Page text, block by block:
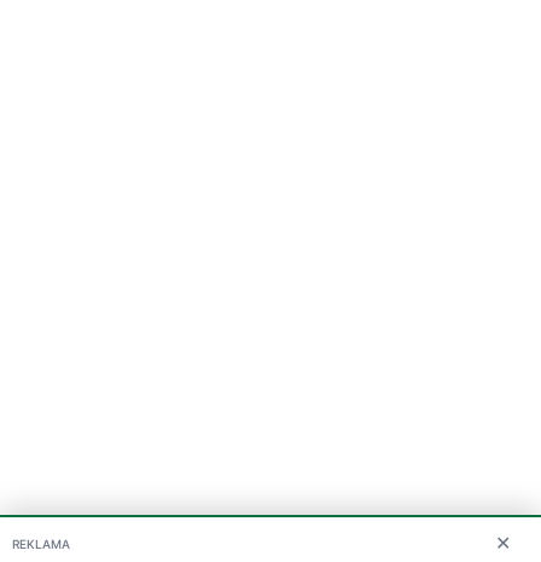
REKLAMA ✕